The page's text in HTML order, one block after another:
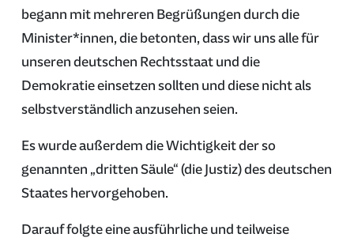
begann mit mehreren Begrüßungen durch die
Minister*innen, die betonten, dass wir uns alle für
unseren deutschen Rechtsstaat und die
Demokratie einsetzen sollten und diese nicht als
selbstverständlich anzusehen seien.
Es wurde außerdem die Wichtigkeit der so
genannten „dritten Säule“ (die Justiz) des deutschen
Staates hervorgehoben.
Darauf folgte eine ausführliche und teilweise